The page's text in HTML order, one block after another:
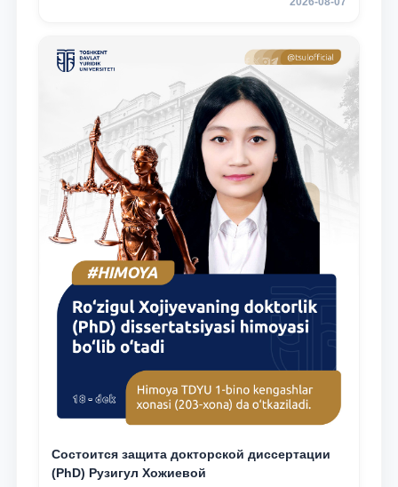
Состоится защита докторской диссертации
(PhD) Рузигул Xoжиевой